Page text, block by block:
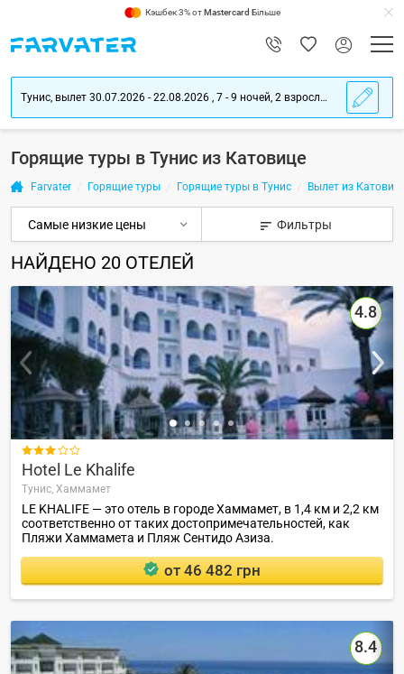
Кэшбек 3% отMastercard Більше
Тунис, вылет 30.07.2026 - 22.08.2026 , 7 - 9 ночей, 2 взрослых
Горящие туры в Тунис из Катовице
Farvater Горящие туры Горящие туры в Тунис Вылет из
Фильтры
НАЙДЕНО 20 ОТЕЛЕЙ
4.8

Hotel Le Khalife
Тунис, Хаммамет
LE KHALIFE — это отель в городе Хаммамет, в 1,4 км и 2,2 км
соответственно от таких достопримечательностей, как
Пляжи Хаммамета и Пляж Сентидо Азиза.
от 46 482 грн
8.4